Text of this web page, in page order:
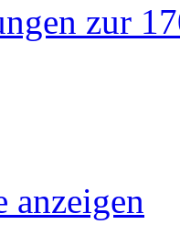
zur
anzeigen